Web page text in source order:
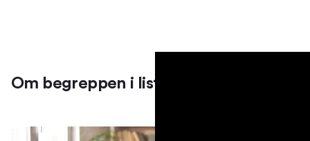
Om begreppen i listan